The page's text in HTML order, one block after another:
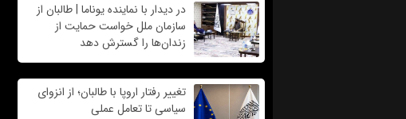
در دیدار با نماینده یوناما | طالبان از
سازمان ملل خواست حمایت از
زندان‌ها را گسترش دهد
تغییر رفتار اروپا با طالبان؛ از انزوای
سیاسی تا تعامل عملی